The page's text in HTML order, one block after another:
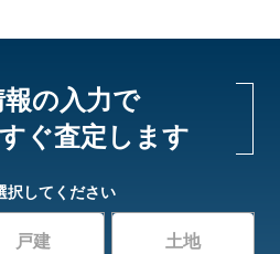
の入力で
ぐ査定します
択してください
戸建 土地